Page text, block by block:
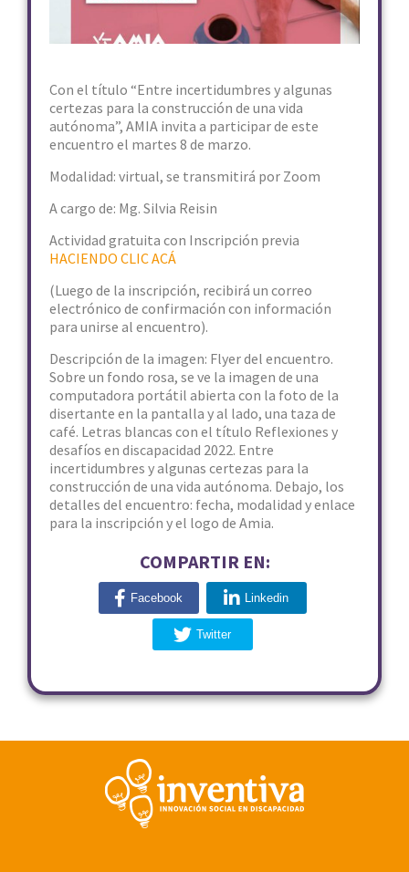
Con el título “Entre incertidumbres y algunas
certezas para la construcción de una vida
autónoma”, AMIA invita a participar de este
encuentro el martes 8 de marzo.
Modalidad: virtual, se transmitirá por Zoom
A cargo de: Mg. Silvia Reisin
Actividad gratuita con Inscripción previa
HACIENDO CLIC ACÁ
(Luego de la inscripción, recibirá un correo
electrónico de confirmación con información
para unirse al encuentro).
Descripción de la imagen: Flyer del encuentro.
Sobre un fondo rosa, se ve la imagen de una
computadora portátil abierta con la foto de la
disertante en la pantalla y al lado, una taza de
café. Letras blancas con el título Reflexiones y
desafíos en discapacidad 2022. Entre
incertidumbres y algunas certezas para la
construcción de una vida autónoma. Debajo, los
detalles del encuentro: fecha, modalidad y enlace
para la inscripción y el logo de Amia.
COMPARTIR EN:
Facebook Linkedin
Twitter